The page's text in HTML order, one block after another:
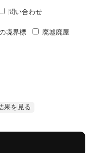
問い合わせ
境界標 廃墟廃屋